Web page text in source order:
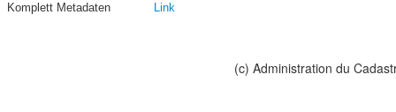
Komplett Metadaten Link
(c) Administration du